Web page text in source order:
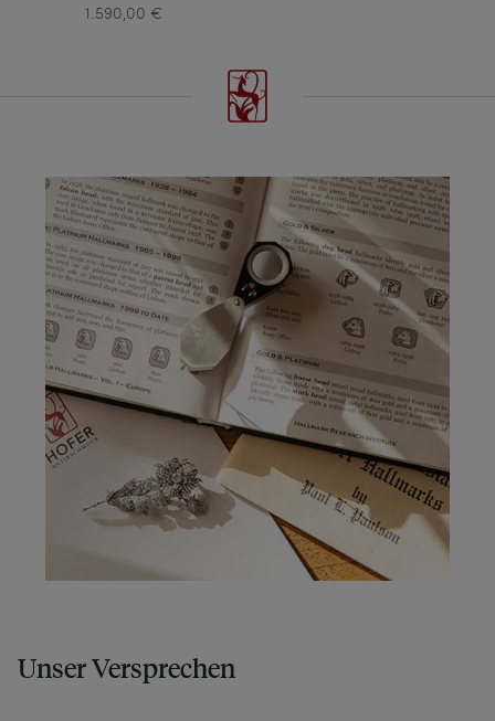
1.590,00 €
Unser Versprechen